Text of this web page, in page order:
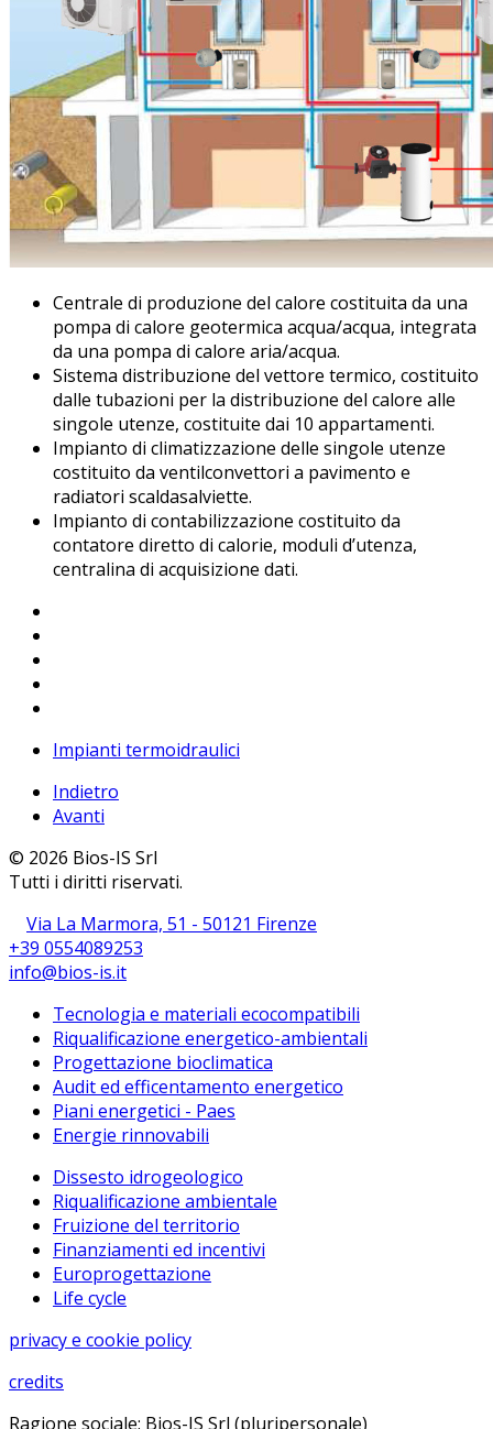
Centrale di produzione del calore costituita da una
pompa di calore geotermica acqua/acqua, integrata
da una pompa di calore aria/acqua.
Sistema distribuzione del vettore termico, costituito
dalle tubazioni per la distribuzione del calore alle
singole utenze, costituite dai 10 appartamenti.
Impianto di climatizzazione delle singole utenze
costituito da ventilconvettori a pavimento e
radiatori scaldasalviette.
Impianto di contabilizzazione costituito da
contatore diretto di calorie, moduli d’utenza,
centralina di acquisizione dati.
Impianti termoidraulici
Indietro
Avanti
© 2026 Bios-IS Srl
Tutti i diritti riservati.
Via La Marmora, 51 - 50121 Firenze
+39 0554089253
info@bios-is.it
Tecnologia e materiali ecocompatibili
Riqualificazione energetico-ambientali
Progettazione bioclimatica
Audit ed efficentamento energetico
Piani energetici - Paes
Energie rinnovabili
Dissesto idrogeologico
Riqualificazione ambientale
Fruizione del territorio
Finanziamenti ed incentivi
Europrogettazione
Life cycle
privacy e cookie policy
credits
Ragione sociale: Bios-IS Srl (pluripersonale)